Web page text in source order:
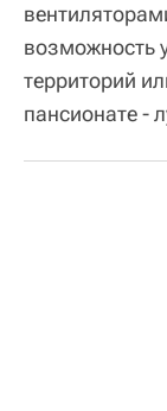
возможность
территорий
пансионате -